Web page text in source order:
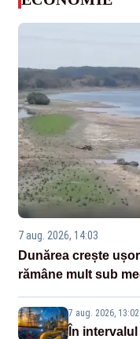
7 aug. 2026, 14:03
Dunărea crește
rămâne mult sub
7 aug. 2026, 13:02
În